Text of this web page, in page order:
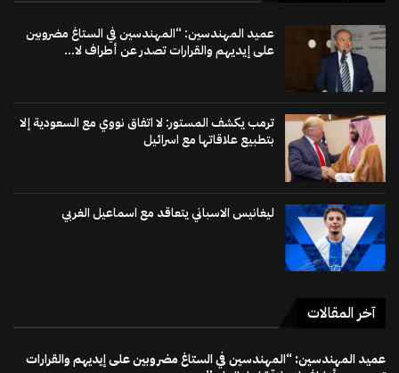
عميد المهندسين: “المهندسين في الستاغ مضروبين
على إيديهم والقرارات تصدر عن أطراف لا...
ترمب يكشف المستور: لا اتفاق نووي مع السعودية إلا
بتطبيع علاقاتها مع اسرائيل
ليغانيس الاسباني يتعاقد مع اسماعيل الغربي
آخر المقالات
عميد المهندسين: “المهندسين في الستاغ مضروبين على إيديهم والقرارات